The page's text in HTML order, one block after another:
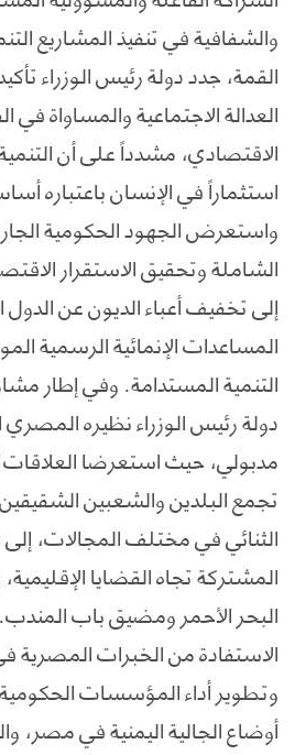
والشفافية في تنفيذ المشاريع
القمة، جدد دولة رئيس الوزراء
العدالة الاجتماعية والمساواة
الاقتصادي، مشدداً على أن
استثماراً في الإنسان باعتباره
واستعرض الجهود الحكومية
الشاملة وتحقيق الاستقرار
إلى تخفيف أعباء الديون عن الدول
المساعدات الإنمائية الرسمية
التنمية المستدامة. وفي إطار
دولة رئيس الوزراء نظيره
مدبولي، حيث استعرضا العلاقات
تجمع البلدين والشعبين
الثنائي في مختلف المجالات،
المشتركة تجاه القضايا
البحر الأحمر ومضيق باب
الاستفادة من الخبرات المصرية
وتطوير أداء المؤسسات
أوضاع الجالية اليمنية في مصر،